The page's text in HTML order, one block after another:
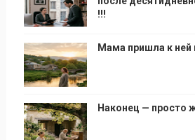
!!!
Мама пришла к ней
Наконец — просто